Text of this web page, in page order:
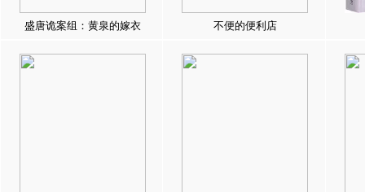
盛唐诡案组：黄泉的嫁衣 不便的便利店